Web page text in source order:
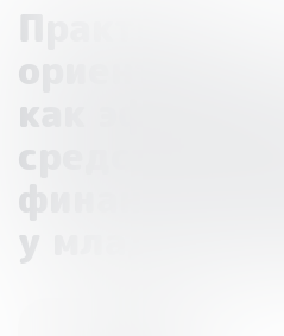
Практико-
как
средство
финансовой
у младших